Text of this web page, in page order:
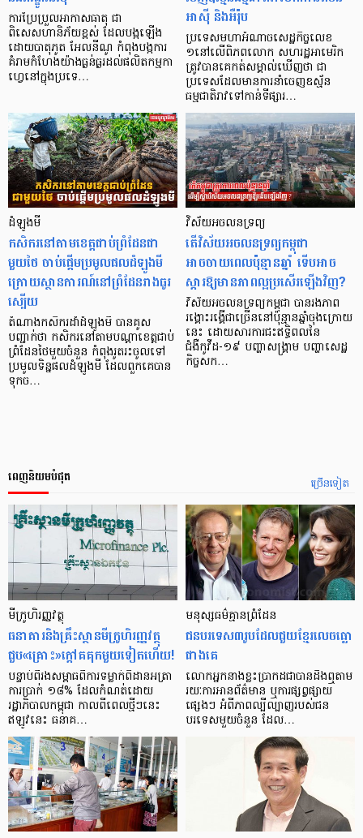
ការប្រែប្រួលអាកាសធាតុ ជា
ពិសេសហានិភ័យខ្ពស់ ដែលបង្កឡើង
ដោយបាតុភូត អែលនីណូ កំពុងបង្កការ
គំរាមកំហែងយ៉ាងធ្ងន់ធ្ងរដល់ផលិតកម្មកា
ហ្វេនៅក្នុងប្រទេ…
អាស៊ី និងអឺរ៉ុប
ប្រទេសមហាអំណាចសេដ្ឋកិច្ចលេខ
១នៅលើពិភពលោក សហរដ្ឋអាមេរិក
ត្រូវបានគេកត់សម្គាល់ឃើញថា ជា
ប្រទេសដែលមានការនាំចេញឧស្ម័ន
ធម្មជាតិរាវទៅកាន់ទីផ្សារ…
ដំឡូងមី
កសិករនៅតាមខេត្តជាប់ព្រំដែនជា
មួយថៃ ចាប់ផ្តើមប្រមូលផលដំឡូងមី
ក្រោយស្ថានការណ៍នៅព្រំដែនរាងធូរ
ស្បើយ
តំណាងកសិករដាំដំឡូងមី បានគូស
បញ្ជាក់ថា កសិករនៅតាមបណ្តាខេត្តជាប់
ព្រំដែនថៃមួយចំនួន កំពុងរូតរះចូលទៅ
ប្រមូលទិន្នផលដំឡូងមី ដែលពួកគេបាន
ទុកច…
វិស័យអចលនទ្រព្យ
តើវិស័យអចលនទ្រព្យកម្ពុជា
អាចចាយពេលប៉ុន្មានឆ្នាំ ទើបអាច
ស្តារឱ្យមានភាពល្អប្រសើរឡើងវិញ?
វិស័យអចលនទ្រព្យកម្ពុជា បានរងភាព
រង្គោះរង្គើជាច្រើននៅប៉ុន្មានឆ្នាំចុងក្រោយ
នេះ ដោយសារការជះឥទ្ធិពលនៃ
ជំងឺកូវីដ-១៩ បញ្ហាសង្គ្រាម បញ្ហាសេដ្ឋ
កិច្ចសក…
ច្រើនទៀត
ពេញនិយមបំផុត
មីក្រូ​ហិរញ្ញវត្ថុ
ធនាគារ​និង​គ្រឹះស្ថាន​មីក្រូ​ហិរញ្ញវត្ថុ​
ជួប«គ្រោះ»ក្តៅ​គគុក​មួយ​ទៀត​ហើយ!
បន្ទាប់​ពី​រង​សម្ពាធ​​ពី​ការ​ទម្លាក់​ពិដាន​អត្រា​
ការ​ប្រាក់ ១៨​% ដែល​កំណត់​ដោយ​
រដ្ឋាភិបាល​កម្ពុជា កាល​ពី​ពេល​ថ្មីៗ​នេះ
ឥឡូវ​នេះ ធនាគ…
មនុស្ស​ធម៌​គ្មាន​ព្រំដែន
ជន​បរទេស​៣​រូប​ដែល​ជួយ​ខ្មែរ​លេច​ធ្លោ​
ជាង​គេ
លោកអ្នក​នាង​ខ្លះ​ប្រាកដ​ជា​បាន​​ដឹង​ឮ​តាម​
រយៈ​ការ​អាន​ព័ត៌មាន ឬ​ការ​ផ្សព្វផ្សាយ​
ផ្សេងៗ អំពី​ភាព​ល្បីល្បាញ​របស់​ជន​
បរទេស​មួយ​ចំនួន ដែល…